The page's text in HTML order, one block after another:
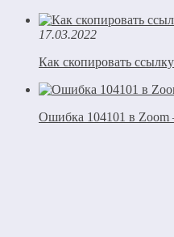
17.03.2022
Как скопировать
Ошибка 104101 в Zoom